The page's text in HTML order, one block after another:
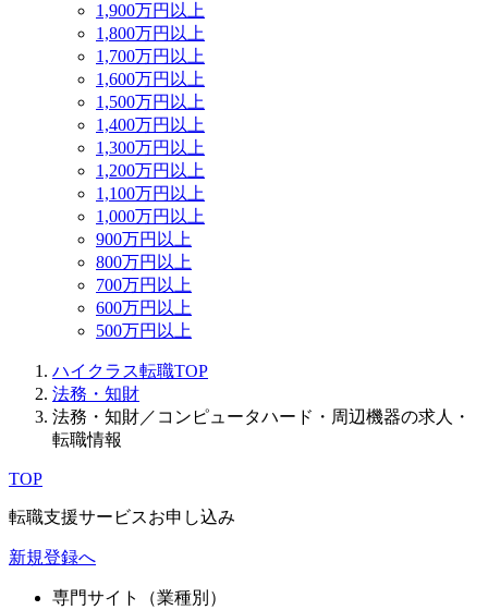
1,900万円以上
1,800万円以上
1,700万円以上
1,600万円以上
1,500万円以上
1,400万円以上
1,300万円以上
1,200万円以上
1,100万円以上
1,000万円以上
900万円以上
800万円以上
700万円以上
600万円以上
500万円以上
ハイクラス転職TOP
法務・知財
法務・知財／コンピュータハード・周辺機器の求人・
転職情報
TOP
転職支援サービスお申し込み
新規登録へ
専門サイト（業種別）